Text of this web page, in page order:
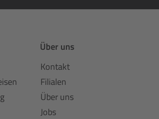
Über uns
Kontakt
Filialen
Über uns
Jobs